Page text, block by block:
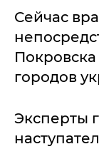
Сейчас
городов
Эксперты